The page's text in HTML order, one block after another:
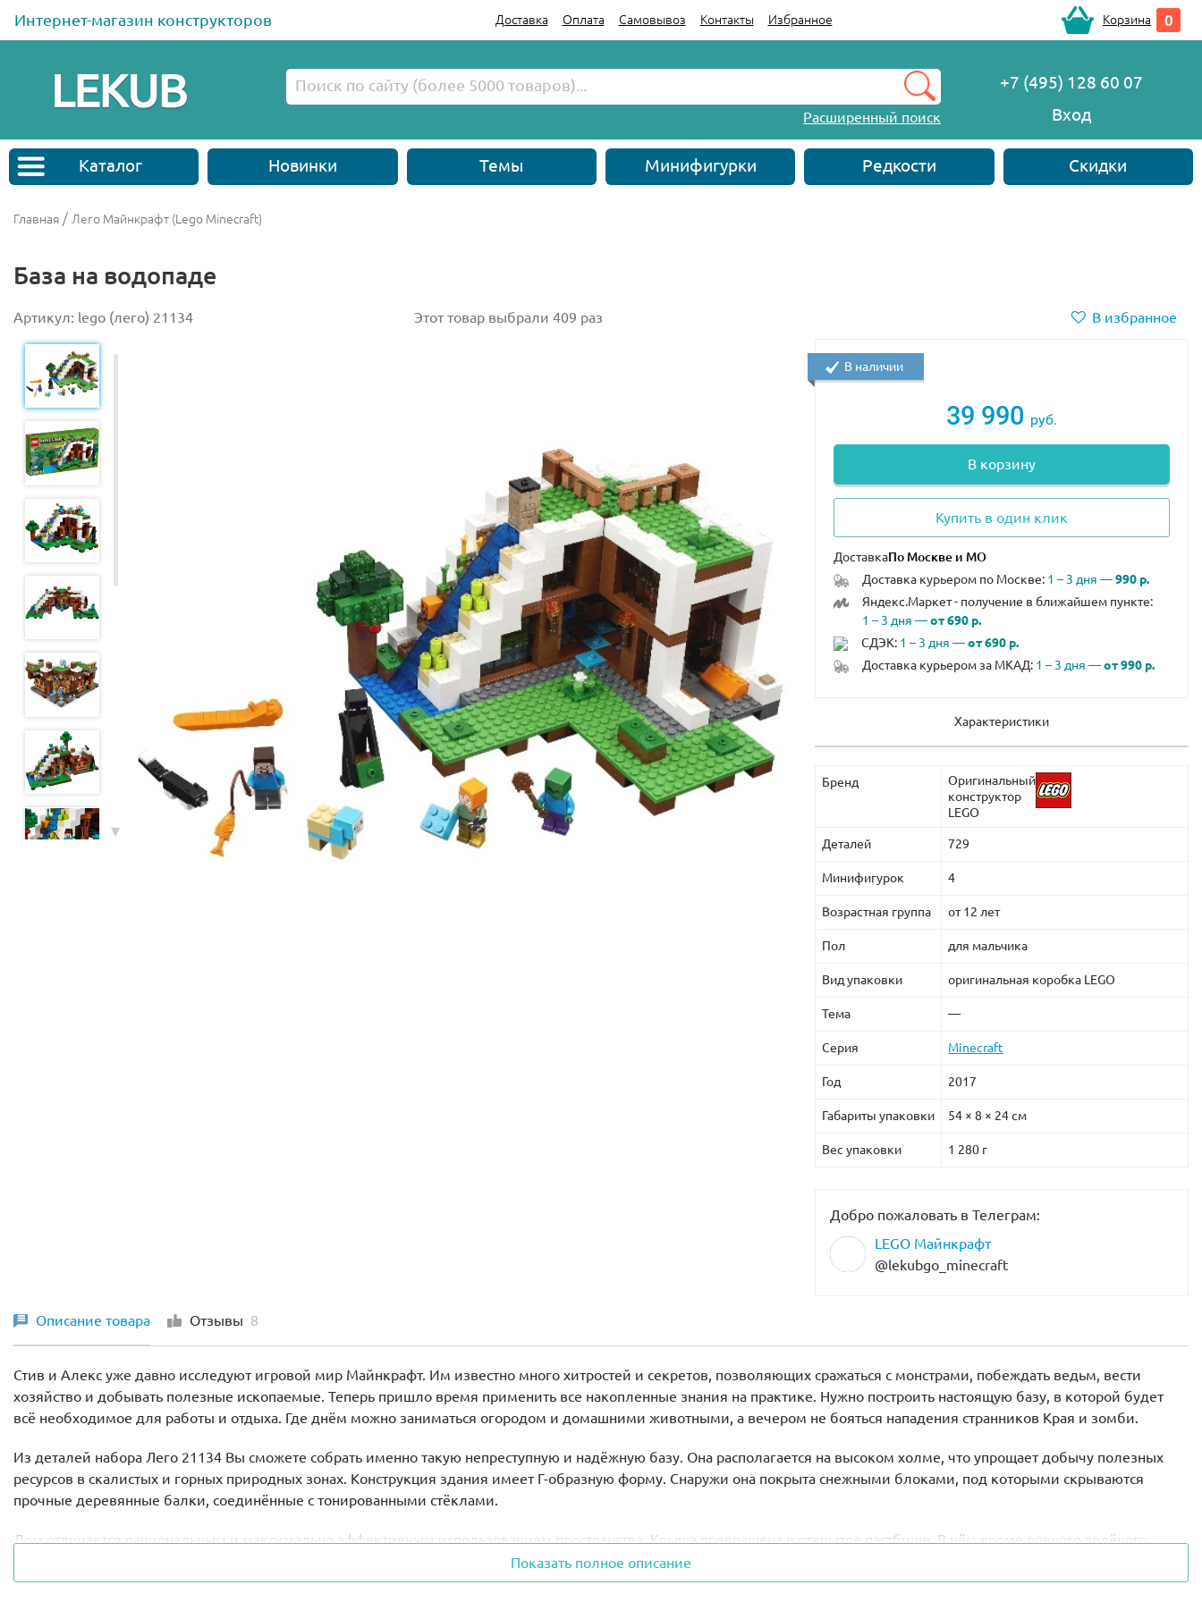
Интернет-магазин конструкторов Доставка Оплата Самовывоз Контакты Избранное Корзина 0
Расширенный поиск
+7 (495) 128 60 07
Вход
Каталог Новинки Темы Минифигурки Редкости Скидки
Главная / Лего Майнкрафт (Lego Minecraft)
База на водопаде
Артикул: lego (лего) 21134 Этот товар выбрали 409 раз В избранное
39 990 руб.
В корзину
Купить в один клик
Доставка
Доставка курьером по Москве: 1 – 3 дня —990 р.
Яндекс.Маркет - получение в ближайшем пункте:
1 – 3 дня —от 690 р.
СДЭК: 1 – 3 дня —от 690 р.
Доставка курьером за МКАД: 1 – 3 дня —от 990 р.
В наличии
Характеристики
Бренд
Оригинальный
конструктор
LEGO
Деталей 729
Минифигурок 4
Возрастная группа от 12 лет
Пол для мальчика
Вид упаковки оригинальная коробка LEGO
Тема —
Серия Minecraft
Год 2017
Габариты упаковки 54 × 8 × 24 см
Вес упаковки 1 280 г
Добро пожаловать в Телеграм:
LEGO Майнкрафт
@lekubgo_minecraft
Описание товара Отзывы 8
Стив и Алекс уже давно исследуют игровой мир Майнкрафт. Им известно много хитростей и секретов, позволяющих сражаться с монстрами, побеждать ведьм, вести
хозяйство и добывать полезные ископаемые. Теперь пришло время применить все накопленные знания на практике. Нужно построить настоящую базу, в которой будет
всё необходимое для работы и отдыха. Где днём можно заниматься огородом и домашними животными, а вечером не бояться нападения странников Края и зомби.
Из деталей набора Лего 21134 Вы сможете собрать именно такую непреступную и надёжную базу. Она располагается на высоком холме, что упрощает добычу полезных
ресурсов в скалистых и горных природных зонах. Конструкция здания имеет Г-образную форму. Снаружи она покрыта снежными блоками, под которыми скрываются
прочные деревянные балки, соединённые с тонированными стёклами.
Дом отличается рациональным и максимально эффективным использованием пространства. Крыша превращена в открытое пастбище. В нём кроме ровного зелёного
газона и цветов присутствует загон для овечки. При хорошем уходе и питании её шерстка быстро отрастает и после стрижки может послужить отличной основой для
тёплого напольного ковра.
Показать полное описание